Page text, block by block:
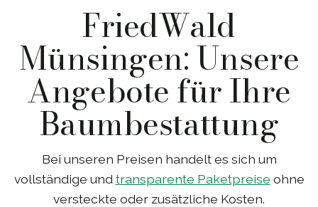
FriedWald
Münsingen: Unsere
Angebote für Ihre
Baumbestattung
Bei unseren Preisen handelt es sich um
vollständige und transparente Paketpreise ohne
versteckte oder zusätzliche Kosten.